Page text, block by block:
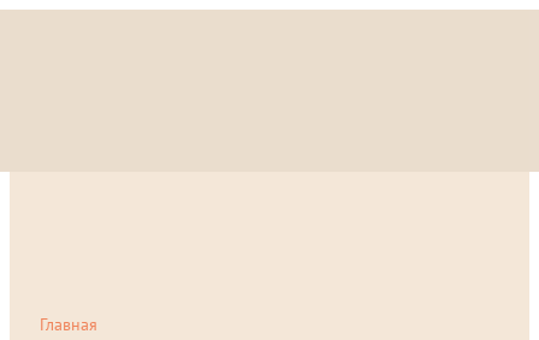
Главная